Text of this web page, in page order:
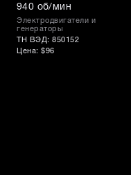
940 об/мин
Электродвигатели и
генераторы
ТН ВЭД: 850152
Цена: $96